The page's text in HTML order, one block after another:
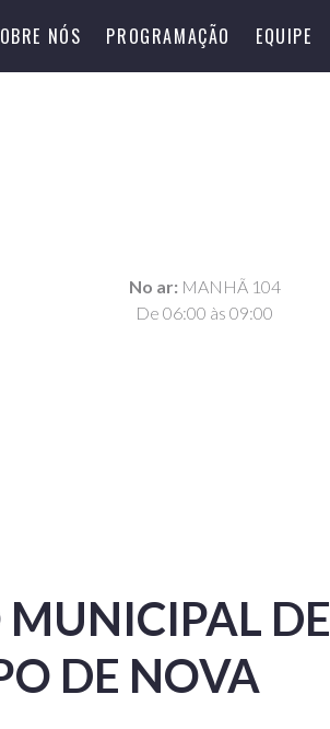
NÓS PROGRAMAÇÃO EQUIPE
No ar: MANHÃ 104
De 06:00 às 09:00
DE
DE NOVA